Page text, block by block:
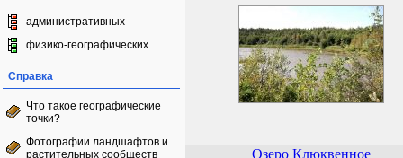
административных
физико-географических
Справка
Что такое географические
точки?
Фотографии ландшафтов и
растительных сообществ
Озеро Клюквенное